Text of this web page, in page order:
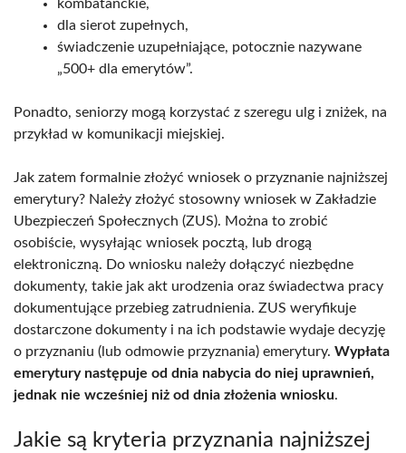
kombatanckie,
dla sierot zupełnych,
świadczenie uzupełniające, potocznie nazywane
„500+ dla emerytów”.
Ponadto, seniorzy mogą korzystać z szeregu ulg i zniżek, na
przykład w komunikacji miejskiej.
Jak zatem formalnie złożyć wniosek o przyznanie najniższej
emerytury? Należy złożyć stosowny wniosek w Zakładzie
Ubezpieczeń Społecznych (ZUS). Można to zrobić
osobiście, wysyłając wniosek pocztą, lub drogą
elektroniczną. Do wniosku należy dołączyć niezbędne
dokumenty, takie jak akt urodzenia oraz świadectwa pracy
dokumentujące przebieg zatrudnienia. ZUS weryfikuje
dostarczone dokumenty i na ich podstawie wydaje decyzję
o przyznaniu (lub odmowie przyznania) emerytury. Wypłata
emerytury następuje od dnia nabycia do niej uprawnień,
jednak nie wcześniej niż od dnia złożenia wniosku.
Jakie są kryteria przyznania najniższej